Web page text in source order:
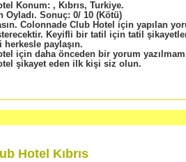
Konum: , Kıbrıs, Turkiye.
Oyladı. Sonuç: 0/ 10 (Kötü)
Colonnade Club Hotel için yapılan
Keyifli bir tatil için tatil
paylaşın.
için daha önceden bir yorum
şikayet eden ilk kişi siz olun.
Hotel Kıbrıs